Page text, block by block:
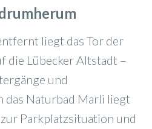
liegt das Tor der
die Lübecker Altstadt –
und
das Naturbad Marli liegt
Parkplatzsituation und